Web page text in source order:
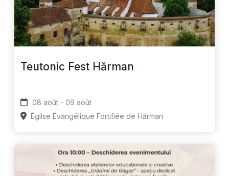
Teutonic Fest Hărman
08 août - 09 août
Église Évangélique Fortifiée de Hărman